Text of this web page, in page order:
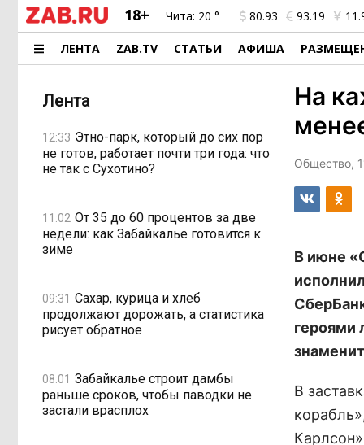
18+ Чита: 20 ° 80.93 93.19
ЛЕНТА ZAB.TV СТАТЬИ АФИША
Лента
12:33 Этно-парк, который до сих пор
не готов, работает почти три года: что
не так с Сухотино?
11:02 От 35 до 60 процентов за две
недели: как Забайкалье готовится к
зиме
09:31 Сахар, курица и хлеб
продолжают дорожать, а статистика
рисует обратное
08:01 Забайкалье строит дамбы
раньше сроков, чтобы паводки не
застали врасплох
На
Общество,
В июне
героями
В